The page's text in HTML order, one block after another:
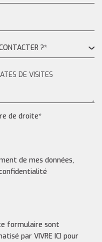
?*
de droite*
de mes données,
formulaire sont
par VIVRE ICI pour